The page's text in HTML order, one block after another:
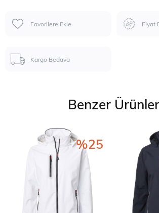
Favorilere Ekle Fiyat
Kargo Bedava
Benzer Ürünler
%25